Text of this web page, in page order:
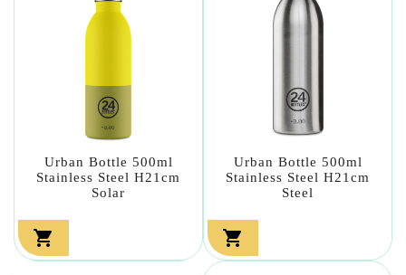
Urban Bottle 500ml
Stainless Steel H21cm
Solar

Urban Bottle 500ml
Stainless Steel H21cm
Steel
